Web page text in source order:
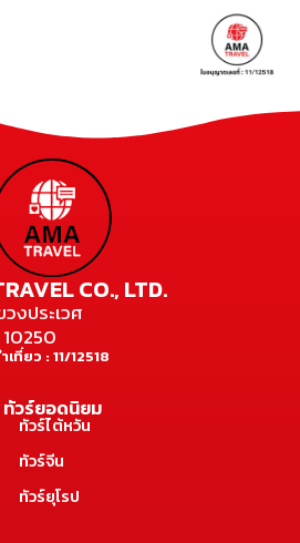
CO., LTD.
งประเวศ
10250
ที่ยว : 11/12518
ทัวร์ยอดนิยม
ทัวร์ไต้หวัน
ทัวร์จีน
ทัวร์ยุโรป